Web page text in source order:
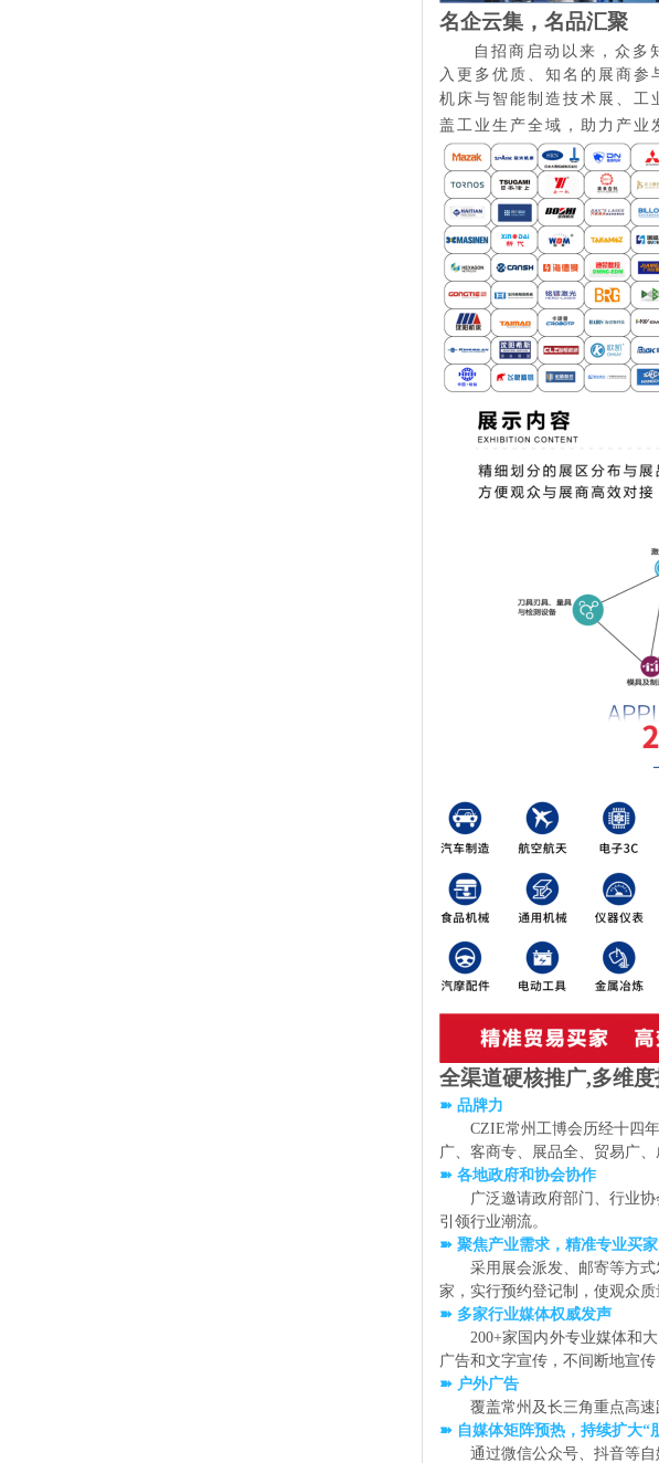
名企云集，名品汇聚
自招商启动以来，众多
入更多优质、知名的展商参
机床与智能制造技术展、工
盖工业生产全域，助力产业
全渠道硬核推广,多维
➽ 品牌力
CZIE常州工博会历经十四
广、客商专、展品全、贸易广
➽ 各地政府和协会协作
广泛邀请政府部门、行业
引领行业潮流。
➽ 聚焦产业需求，精准专业买家
采用展会派发、邮寄等方
家，实行预约登记制，使观众质
➽ 多家行业媒体权威发声
200+家国内外专业媒体和
广告和文字宣传，不间断地宣
➽ 户外广告
覆盖常州及长三角重点高
➽ 自媒体矩阵预热，持续扩大“
通过微信公众号、抖音等